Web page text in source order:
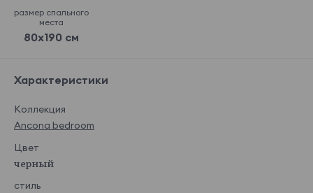
размер спального
места
80x190 см
Характеристики
Коллекция
Ancona bedroom
Цвет
черный
стиль